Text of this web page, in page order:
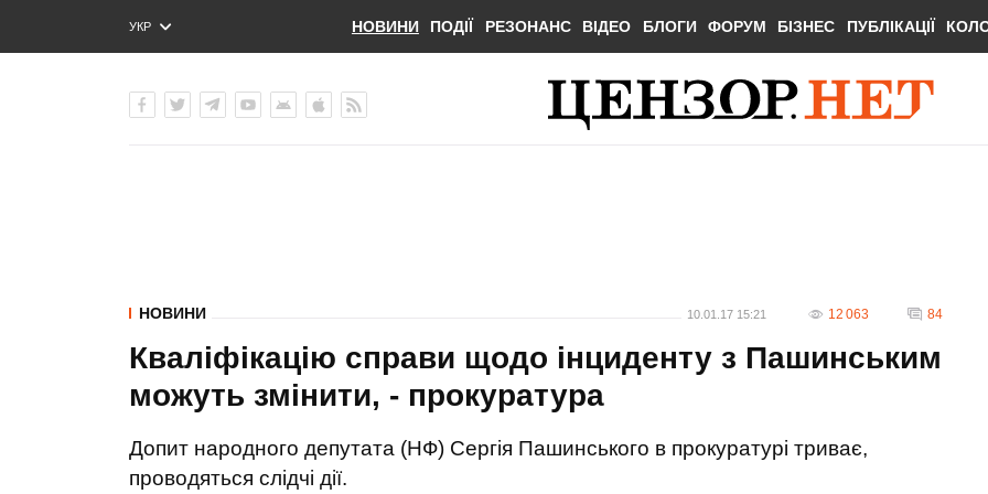
УКР
ENG
НОВИНИ ПОДІЇ РЕЗОНАНС ВІДЕО БЛОГИ ФОРУМ БІЗНЕС ПУБЛІКАЦІЇ
НОВИНИ 10.01.17 15:21 12 063 84
Кваліфікацію справи щодо інциденту з Пашинським
можуть змінити, - прокуратура
Допит народного депутата (НФ) Сергія Пашинського в прокуратурі триває,
проводяться слідчі дії.